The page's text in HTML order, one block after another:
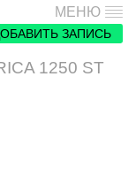
МЕНЮ
ЗАПИСЬ
1250 ST